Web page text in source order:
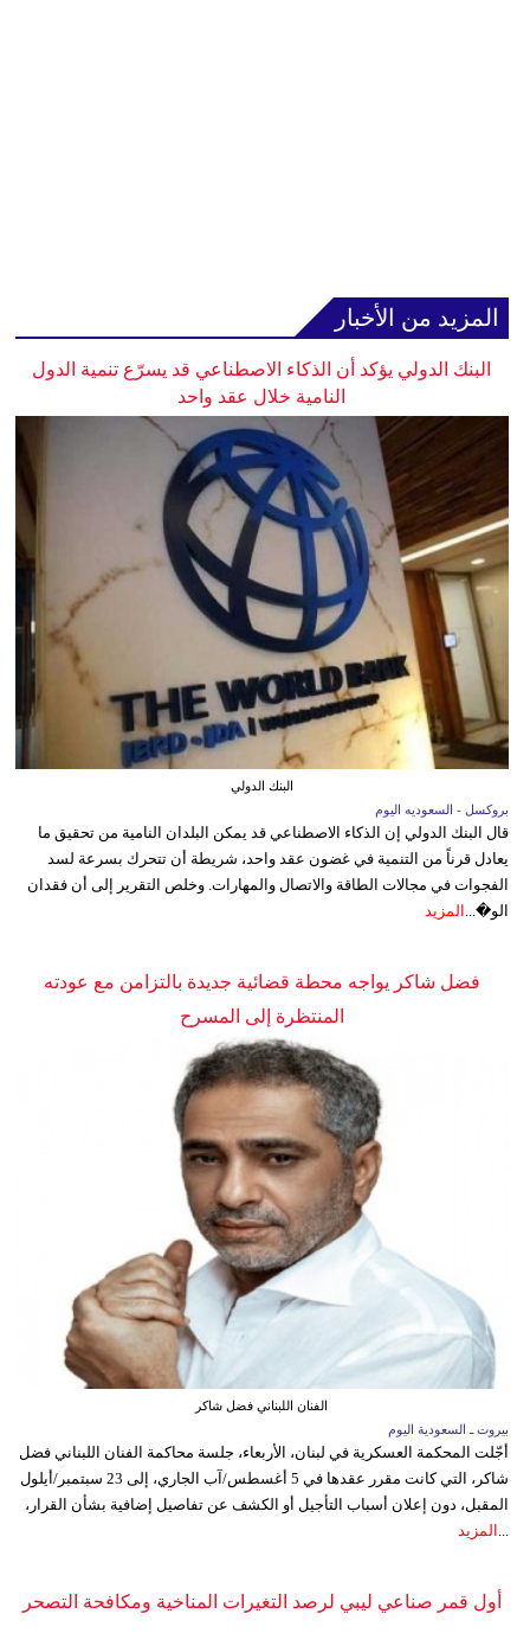
المزيد من الأخبار
البنك الدولي يؤكد أن الذكاء الاصطناعي قد يسرّع تنمية الدول
النامية خلال عقد واحد
البنك الدولي
بروكسل - السعوديه اليوم
قال البنك الدولي إن الذكاء الاصطناعي قد يمكن البلدان النامية من تحقيق ما
يعادل قرناً من التنمية في غضون عقد واحد، شريطة أن تتحرك بسرعة لسد
الفجوات في مجالات الطاقة والاتصال والمهارات. وخلص التقرير إلى أن فقدان
الو�...
المزيد
فضل شاكر يواجه محطة قضائية جديدة بالتزامن مع عودته
المنتظرة إلى المسرح
الفنان اللبناني فضل شاكر
بيروت ـ السعودية اليوم
أجّلت المحكمة العسكرية في لبنان، الأربعاء، جلسة محاكمة الفنان اللبناني فضل
شاكر، التي كانت مقرر عقدها في 5 أغسطس/آب الجاري، إلى 23 سبتمبر/أيلول
المقبل، دون إعلان أسباب التأجيل أو الكشف عن تفاصيل إضافية بشأن القرار،
المزيد
أول قمر صناعي ليبي لرصد التغيرات المناخية ومكافحة التصحر